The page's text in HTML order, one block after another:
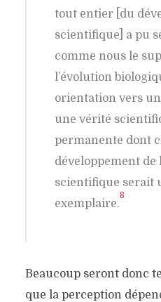
tout entier [du
scientifique] a pu
comme nous le
l’évolution
orientation vers
une vérité
permanente dont
développement de
scientifique serait
exemplaire.
8
Beaucoup seront donc
que la perception